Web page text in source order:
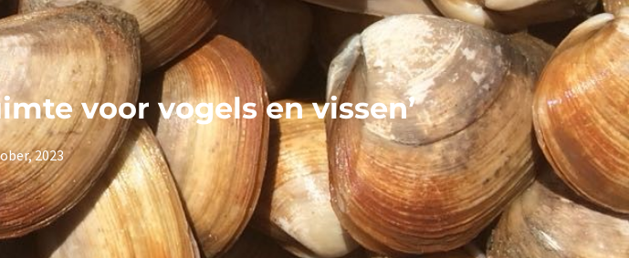
voor vogels en vissen’
2023